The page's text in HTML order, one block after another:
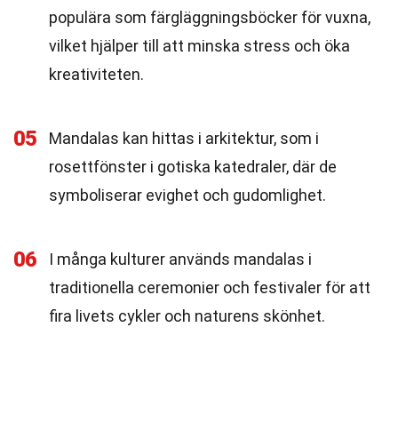
populära som färgläggningsböcker för vuxna,
vilket hjälper till att minska stress och öka
kreativiteten.
05
Mandalas kan hittas i arkitektur, som i
rosettfönster i gotiska katedraler, där de
symboliserar evighet och gudomlighet.
06
I många kulturer används mandalas i
traditionella ceremonier och festivaler för att
fira livets cykler och naturens skönhet.